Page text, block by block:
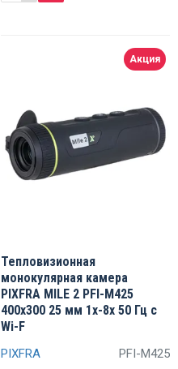
Акция
PIXFRA PFI-M425
Тепловизионная
монокулярная камера
PIXFRA MILE 2 PFI-M425
400x300 25 мм 1x-8x 50 Гц с
Wi-F